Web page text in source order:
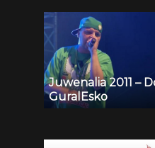
Juwenalia 2011 –
GuralEsko